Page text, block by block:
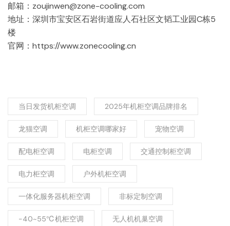
邮箱：zoujinwen@zone-cooling.com
地址：深圳市宝安区石岩街道应人石社区文韬工业园C栋5
楼
官网：https://www.zonecooling.cn
当日发货机柜空调 2025年机柜空调品牌排名
龙猫空调 机柜空调哪家好 宠物空调
配电柜空调 电柜空调 交通控制柜空调
电力柜空调 户外机柜空调
一体化服务器机柜空调 非标定制空调
-40~55℃机柜空调 无人机机巢空调